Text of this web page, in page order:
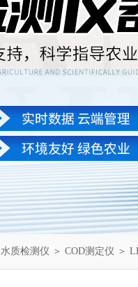
水质检测仪 ＞ COD测定仪 ＞